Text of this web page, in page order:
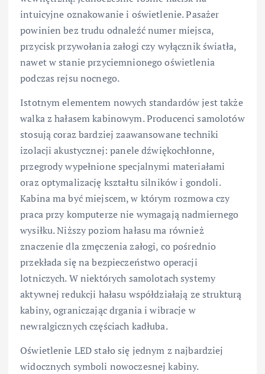
intuicyjne oznakowanie i oświetlenie. Pasażer
powinien bez trudu odnaleźć numer miejsca,
przycisk przywołania załogi czy wyłącznik światła,
nawet w stanie przyciemnionego oświetlenia
podczas rejsu nocnego.
Istotnym elementem nowych standardów jest także
walka z hałasem kabinowym. Producenci samolotów
stosują coraz bardziej zaawansowane techniki
izolacji akustycznej: panele dźwiękochłonne,
przegrody wypełnione specjalnymi materiałami
oraz optymalizację kształtu silników i gondoli.
Kabina ma być miejscem, w którym rozmowa czy
praca przy komputerze nie wymagają nadmiernego
wysiłku. Niższy poziom hałasu ma również
znaczenie dla zmęczenia załogi, co pośrednio
przekłada się na bezpieczeństwo operacji
lotniczych. W niektórych samolotach systemy
aktywnej redukcji hałasu współdziałają ze strukturą
kabiny, ograniczając drgania i wibracje w
newralgicznych częściach kadłuba.
Oświetlenie LED stało się jednym z najbardziej
widocznych symboli nowoczesnej kabiny.